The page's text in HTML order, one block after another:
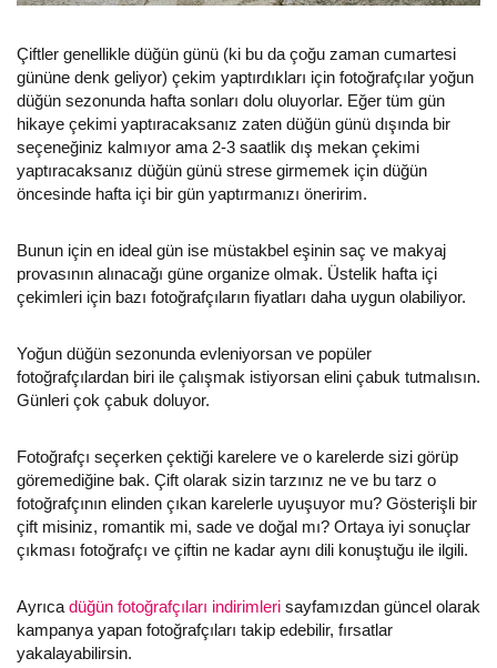
Çiftler genellikle düğün günü (ki bu da çoğu zaman cumartesi
gününe denk geliyor) çekim yaptırdıkları için fotoğrafçılar yoğun
düğün sezonunda hafta sonları dolu oluyorlar. Eğer tüm gün
hikaye çekimi yaptıracaksanız zaten düğün günü dışında bir
seçeneğiniz kalmıyor ama 2-3 saatlik dış mekan çekimi
yaptıracaksanız düğün günü strese girmemek için düğün
öncesinde hafta içi bir gün yaptırmanızı öneririm.
Bunun için en ideal gün ise müstakbel eşinin saç ve makyaj
provasının alınacağı güne organize olmak. Üstelik hafta içi
çekimleri için bazı fotoğrafçıların fiyatları daha uygun olabiliyor.
Yoğun düğün sezonunda evleniyorsan ve popüler
fotoğrafçılardan biri ile çalışmak istiyorsan elini çabuk tutmalısın.
Günleri çok çabuk doluyor.
Fotoğrafçı seçerken çektiği karelere ve o karelerde sizi görüp
göremediğine bak. Çift olarak sizin tarzınız ne ve bu tarz o
fotoğrafçının elinden çıkan karelerle uyuşuyor mu? Gösterişli bir
çift misiniz, romantik mi, sade ve doğal mı? Ortaya iyi sonuçlar
çıkması fotoğrafçı ve çiftin ne kadar aynı dili konuştuğu ile ilgili.
Ayrıca düğün fotoğrafçıları indirimleri sayfamızdan güncel olarak
kampanya yapan fotoğrafçıları takip edebilir, fırsatlar
yakalayabilirsin.